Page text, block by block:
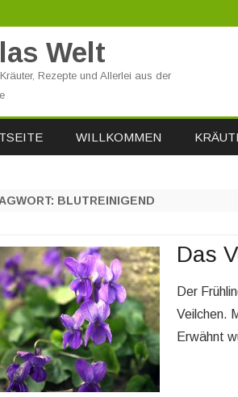
Welt
Rezepte und Allerlei aus der
WILLKOMMEN
BLUTREINIGEND
Das
Der
Veilchen.
Erwähnt